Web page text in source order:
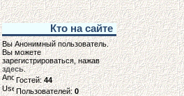
Кто на сайте
Вы Анонимный пользователь.
Вы можете
зарегистрироваться, нажав
здесь.
Гостей:44
Пользователей:0